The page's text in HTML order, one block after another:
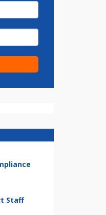
Staff